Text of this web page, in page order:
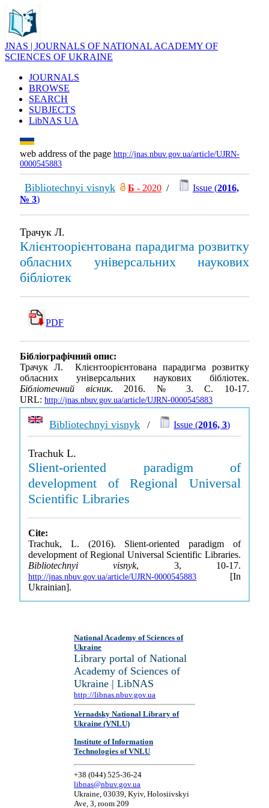
JNAS | JOURNALS OF NATIONAL ACADEMY OF
SCIENCES OF UKRAINE
JOURNALS
BROWSE
SEARCH
SUBJECTS
LibNAS UA
web address of the page http://jnas.nbuv.gov.ua/article/UJRN-
0000545883
Bibliotechnyi visnyk Б - 2020 / Issue (2016,
№ 3)
Трачук Л.
Клієнтоорієнтована парадигма розвитку
обласних універсальних наукових
бібліотек
PDF
Бібліографічний опис:
Трачук Л. Клієнтоорієнтована парадигма розвитку
обласних універсальних наукових бібліотек.
Бібліотечний вісник. 2016. № 3. С. 10-17.
URL: http://jnas.nbuv.gov.ua/article/UJRN-0000545883
Bibliotechnyi visnyk / Issue (2016, 3)
Trachuk L.
Slient-oriented paradigm of
development of Regional Universal
Scientific Libraries
Cite:
Trachuk, L. (2016). Slient-oriented paradigm of
development of Regional Universal Scientific Libraries.
Bibliotechnyi visnyk, 3, 10-17.
http://jnas.nbuv.gov.ua/article/UJRN-0000545883 [In
Ukrainian].
National Academy of Sciences of
Ukraine
Library portal of National
Academy of Sciences of
Ukraine | LibNAS
http://libnas.nbuv.gov.ua
Vernadsky National Library of
Ukraine (VNLU)
Institute of Information
Technologies of VNLU
+38 (044) 525-36-24
libnas@nbuv.gov.ua
Ukraine, 03039, Kyiv, Holosiivskyi
Ave, 3, room 209